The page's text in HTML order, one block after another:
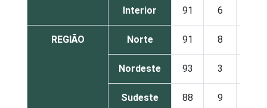
Interior 91 6
REGIÃO Norte 91 8
Nordeste 93 3
Sudeste 88 9